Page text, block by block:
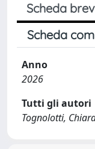
Scheda
Scheda
Anno
2026
Tutti gli autori
Tognolotti,